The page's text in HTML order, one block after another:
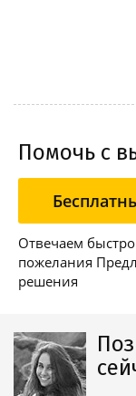
Помочь с
Отвечаем
пожелания
решения